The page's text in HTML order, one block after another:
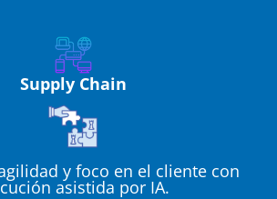
Supply Chain
y foco en el cliente con
asistida por IA.